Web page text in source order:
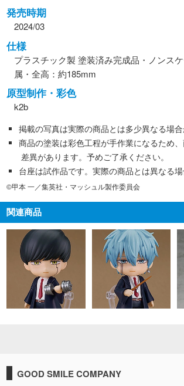
発売時期
2024/03
仕様
プラスチック製 塗装済み完成品・ノンス
属・全高：約185mm
原型制作・彩色
k2b
掲載の写真は実際の商品とは多少異なる場合
商品の塗装は彩色工程が手作業になるため
差異があります。予めご了承ください。
台座は試作品です。実際の商品とは異なる場
©甲本 一／集英社・マッシュル製作委員会
関連商品
GOOD SMILE COMPANY